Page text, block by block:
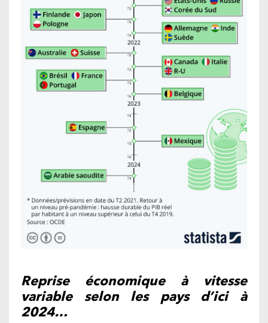
Reprise économique à vitesse
variable selon les pays d’ici à
2024…